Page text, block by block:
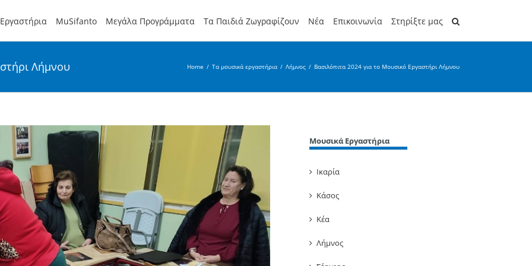
MuSifanto Μεγάλα Προγράμματα Τα Παιδιά Ζωγραφίζουν Νέα Επικοινωνία Στηρίξτε μας
Λήμνου Home / Τα μουσικά εργαστήρια / Λήμνος / Βασιλόπιτα 2024 για το Μουσικό Εργαστήρι Λήμνου
Μουσικά Εργαστήρια
Ικαρία
Κάσος
Κέα
Λήμνος